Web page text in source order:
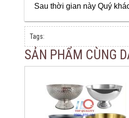
Sau thời gian này Quý
Tags:
SẢN PHẨM CÙNG